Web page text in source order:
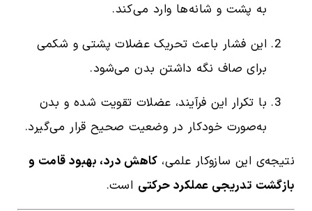
به پشت و شانه‌ها وارد می‌کند.
این فشار باعث تحریک عضلات پشتی و شکمی
برای صاف نگه داشتن بدن می‌شود.
با تکرار این فرآیند، عضلات تقویت شده و بدن
به‌صورت خودکار در وضعیت صحیح قرار می‌گیرد.
نتیجه‌ی این سازوکار علمی، کاهش درد، بهبود قامت و
بازگشت تدریجی عملکرد حرکتی است.